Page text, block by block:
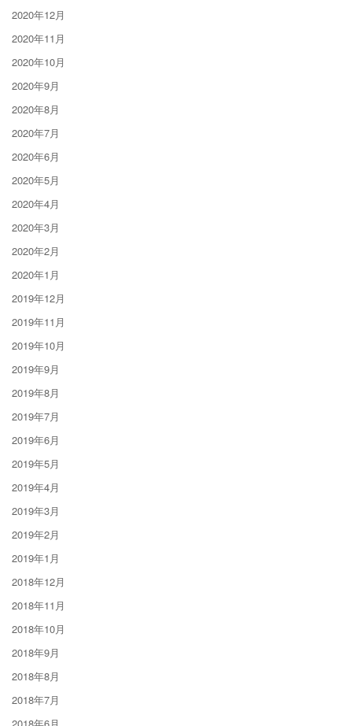
2020年12月
2020年11月
2020年10月
2020年9月
2020年8月
2020年7月
2020年6月
2020年5月
2020年4月
2020年3月
2020年2月
2020年1月
2019年12月
2019年11月
2019年10月
2019年9月
2019年8月
2019年7月
2019年6月
2019年5月
2019年4月
2019年3月
2019年2月
2019年1月
2018年12月
2018年11月
2018年10月
2018年9月
2018年8月
2018年7月